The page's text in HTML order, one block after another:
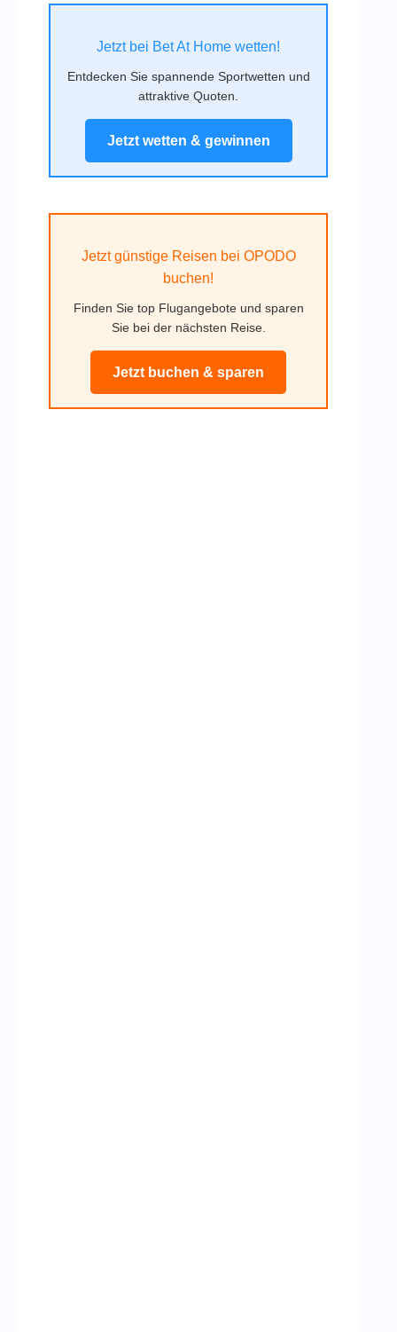
Jetzt bei Bet At Home wetten!
Entdecken Sie spannende Sportwetten und
attraktive Quoten.
Jetzt wetten & gewinnen
Jetzt günstige Reisen bei OPODO
buchen!
Finden Sie top Flugangebote und sparen
Sie bei der nächsten Reise.
Jetzt buchen & sparen